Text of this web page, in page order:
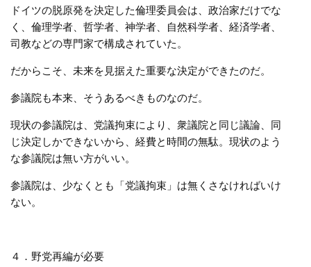
ドイツの脱原発を決定した倫理委員会は、政治家だけでな
く、倫理学者、哲学者、神学者、自然科学者、経済学者、
司教などの専門家で構成されていた。
だからこそ、未来を見据えた重要な決定ができたのだ。
参議院も本来、そうあるべきものなのだ。
現状の参議院は、党議拘束により、衆議院と同じ議論、同
じ決定しかできないから、経費と時間の無駄。現状のよう
な参議院は無い方がいい。
参議院は、少なくとも「党議拘束」は無くさなければいけ
ない。
４．野党再編が必要